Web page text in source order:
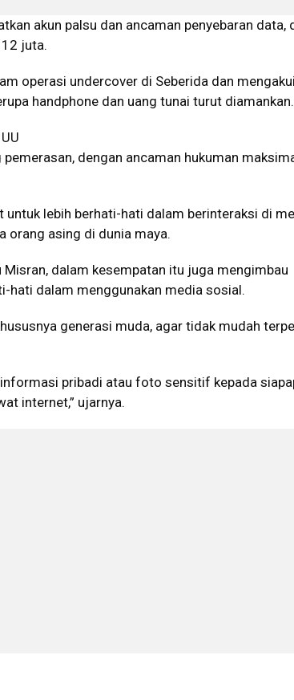
akun palsu dan ancaman penyebaran data,
juta.
operasi undercover di Seberida dan mengakui
handphone dan uang tunai turut diamankan.
dengan ancaman hukuman
untuk lebih berhati-hati dalam berinteraksi di
orang asing di dunia maya.
Misran, dalam kesempatan itu juga mengimbau
hati dalam menggunakan media sosial.
generasi muda, agar tidak mudah
pribadi atau foto sensitif kepada
internet,” ujarnya.